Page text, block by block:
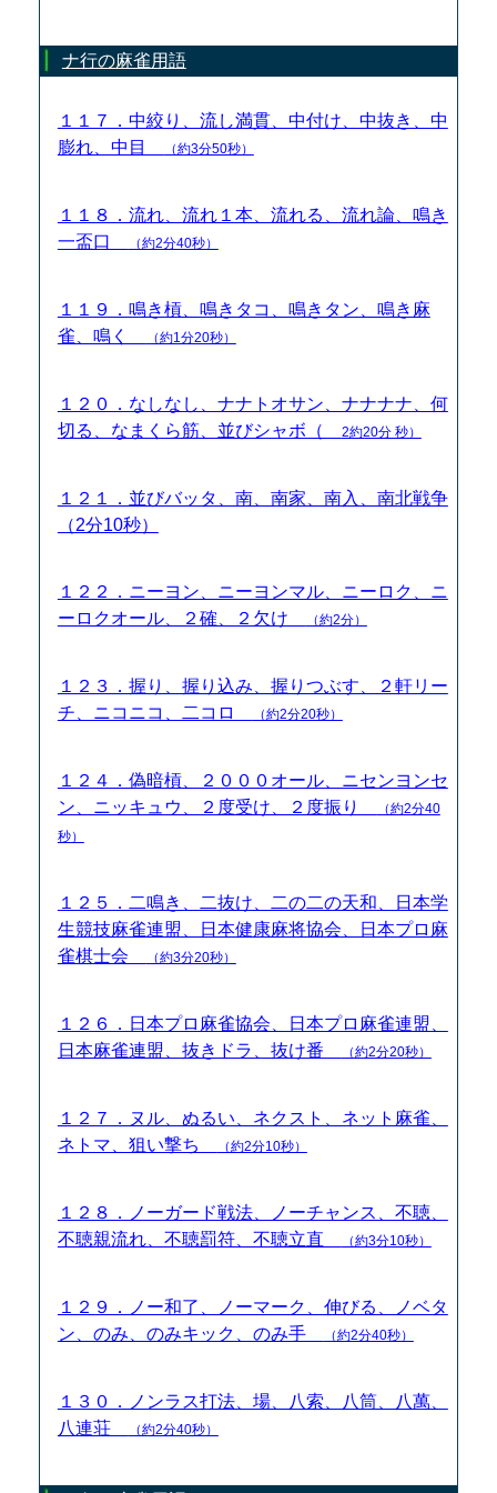
ナ行の麻雀用語
１１７．中絞り、流し満貫、中付け、中抜き、中
膨れ、中目
（約3分50秒）
１１８．流れ、流れ１本、流れる、流れ論、鳴き
一盃口
（約2分40秒）
１１９．鳴き槓、鳴きタコ、鳴きタン、鳴き麻
雀、鳴く
（約1分20秒）
１２０．なしなし、ナナトオサン、ナナナナ、何
切る、なまくら筋、並びシャボ（
2約20分 秒）
１２１．並びバッタ、南、南家、南入、南北戦争
（2分10秒）
１２２．ニーヨン、ニーヨンマル、ニーロク、ニ
ーロクオール、２確、２欠け
（約2分）
１２３．握り、握り込み、握りつぶす、２軒リー
チ、ニコニコ、二コロ
（約2分20秒）
１２４．偽暗槓、２０００オール、ニセンヨンセ
ン、ニッキュウ、２度受け、２度振り
（約2分40
秒）
１２５．二鳴き、二抜け、二の二の天和、日本学
生競技麻雀連盟、日本健康麻将協会、日本プロ麻
雀棋士会
（約3分20秒）
１２６．日本プロ麻雀協会、日本プロ麻雀連盟、
日本麻雀連盟、抜きドラ、抜け番
（約2分20秒）
１２７．ヌル、ぬるい、ネクスト、ネット麻雀、
ネトマ、狙い撃ち
（約2分10秒）
１２８．ノーガード戦法、ノーチャンス、不聴、
不聴親流れ、不聴罰符、不聴立直
（約3分10秒）
１２９．ノー和了、ノーマーク、伸びる、ノベタ
ン、のみ、のみキック、のみ手
（約2分40秒）
１３０．ノンラス打法、場、八索、八筒、八萬、
八連荘
（約2分40秒）